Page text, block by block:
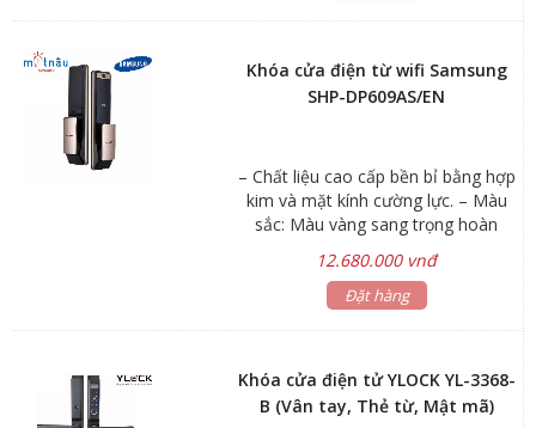
Khóa cửa điện từ wifi Samsung
SHP-DP609AS/EN
– Chất liệu cao cấp bền bỉ bằng hợp
kim và mặt kính cường lực. – Màu
sắc: Màu vàng sang trọng hoàn
hảo. – Thiết kế đặc biệt tiện lợi khi
đóng và mở cửa (Đẩy/ Kéo). – 4
tính năng: vân tay, mã số, thẻ RF
100 vân tay và 20 thẻ RF. – Chức
năng tự động khóa kín sau khi đóng
cửa. – Nguồn cấp 8 viên pin AA
12.680.000 vnđ
Đặt hàng
Khóa cửa điện tử YLOCK YL-3368-
B (Vân tay, Thẻ từ, Mật mã)